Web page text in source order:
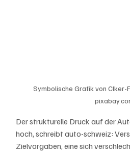
Symbolische Grafik von
Der strukturelle Druck auf der
hoch, schreibt auto-schweiz:
Zielvorgaben, eine sich